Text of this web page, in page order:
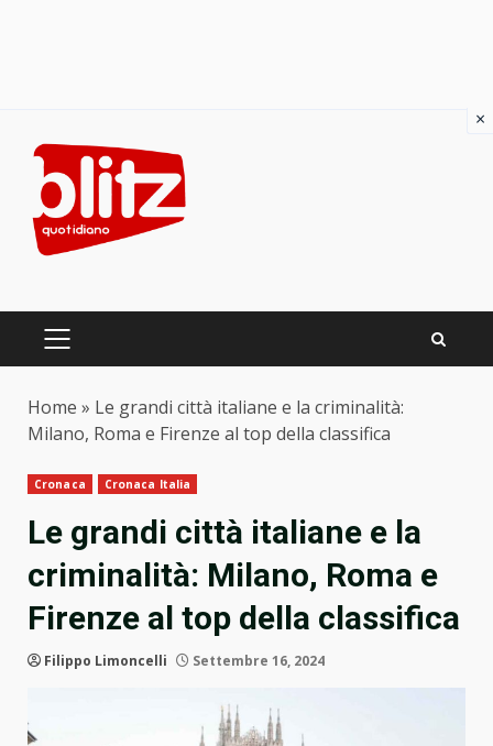
content
PRIMARY
Home » Le grandi città italiane e la criminalità:
Milano, Roma e Firenze al top della classifica
Cronaca Cronaca Italia
Le grandi città italiane e la
criminalità: Milano, Roma e
Firenze al top della classifica
Filippo Limoncelli Settembre 16, 2024
×